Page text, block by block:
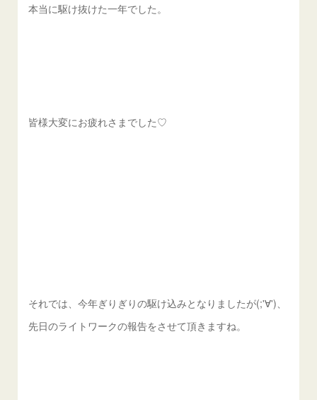
本当に駆け抜けた一年でした。
皆様大変にお疲れさまでした♡
それでは、今年ぎりぎりの駆け込みとなりましたが(;'∀')、
先日のライトワークの報告をさせて頂きますね。